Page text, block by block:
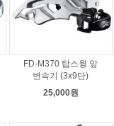
FD-M370 탑스윙 앞
변속기 (3x9단)
25,000원